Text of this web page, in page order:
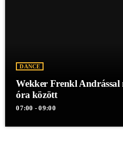
DANCE
Wekker Frenkl Andrással
óra között
07:00 - 09:00